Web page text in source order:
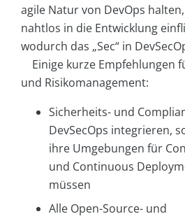
agile Natur von DevOps
nahtlos in die Entwicklung
wodurch das „Sec“ in
Einige kurze Empfehlungen
und Risikomanagement:
Sicherheits- und
DevSecOps integrieren,
ihre Umgebungen für
und Continuous
müssen
Alle Open-Source- und